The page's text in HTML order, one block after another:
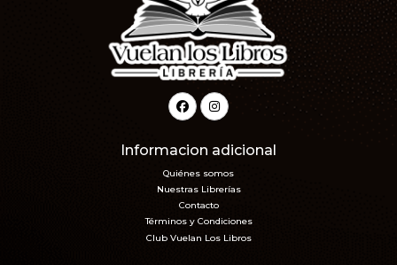
Informacion adicional
Quiénes somos
Nuestras Librerías
Contacto
Términos y Condiciones
Club Vuelan Los Libros